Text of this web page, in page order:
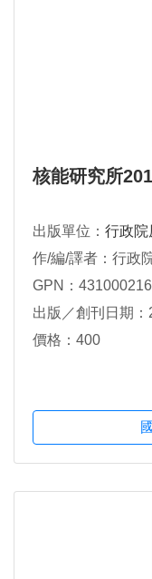
核能研究所
出版單位： 行政院
作/編/譯者：行政
GPN：
出版／創刊日期：
價格：400